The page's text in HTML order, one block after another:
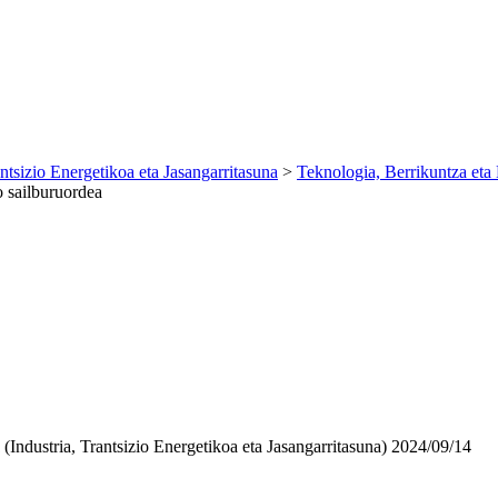
Energetikoa eta Jasangarritasuna > Teknologia, Berrikuntza
Trantsizio Energetikoa eta Jasangarritasuna) 2024/09/14